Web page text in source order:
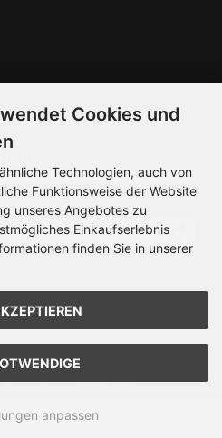
oder in Ihrem Kundenkonto
© 2026 | Template © 2026
by Karl
Cookies und
Technologien, auch von
Funktionsweise der Website
unseres Angebotes zu
Einkaufserlebnis
finden Sie in unserer
anpassen